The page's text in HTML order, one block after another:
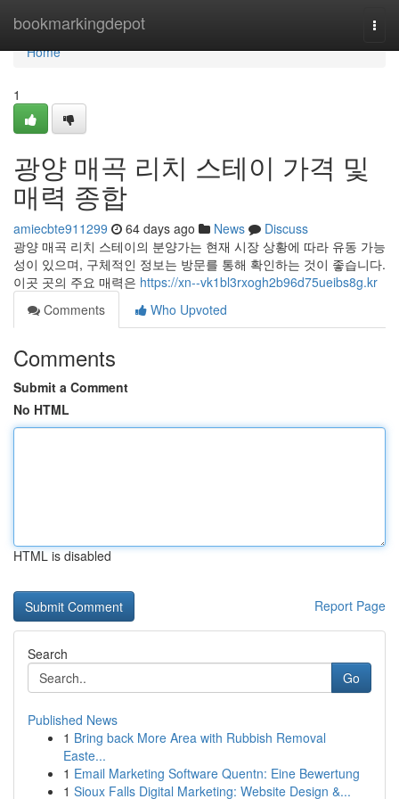
bookmarkingdepot
Home
Home
1
광양 매곡 리치 스테이 가격 및
매력 종합
amiecbte911299 64 days ago News
Discuss
광양 매곡 리치 스테이의 분양가는 현재 시장 상황에 따라 유동 가능
성이 있으며, 구체적인 정보는 방문를 통해 확인하는 것이 좋습니다.
이곳 곳의 주요 매력은 https://xn--vk1bl3rxogh2b96d75ueibs8g.kr
Comments
Who Upvoted
Comments
Submit a Comment
No HTML
HTML is disabled
Report Page
Search
Go
Published News
1 Bring back More Area with Rubbish Removal
Easte...
1 Email Marketing Software Quentn: Eine Bewertung
1 Sioux Falls Digital Marketing: Website Design &...